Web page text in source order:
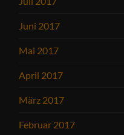
Juni 2017
Mai 2017
April 2017
März 2017
Februar 2017